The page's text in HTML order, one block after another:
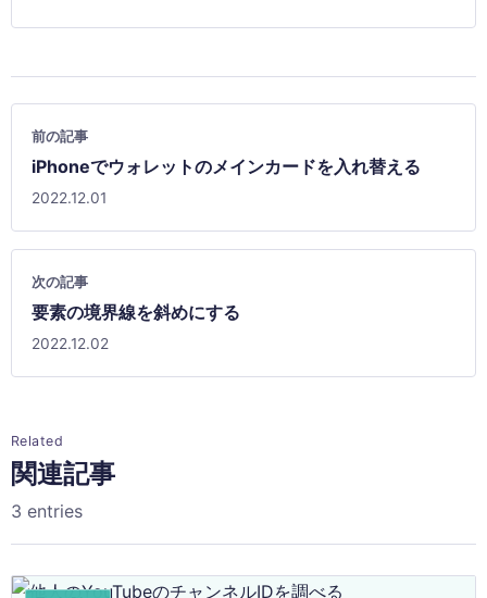
前の記事
iPhoneでウォレットのメインカードを入れ替える
2022.12.01
次の記事
要素の境界線を斜めにする
2022.12.02
Related
関連記事
3 entries